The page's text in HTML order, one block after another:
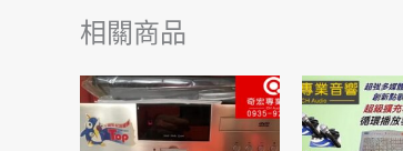
相關商品